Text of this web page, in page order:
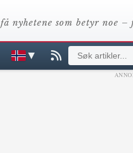
få nyhetene som betyr noe
▼